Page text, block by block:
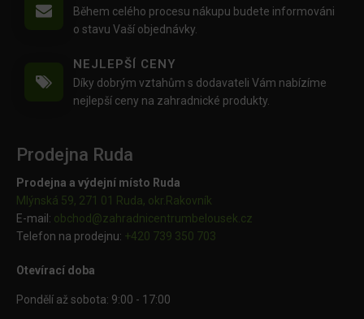
Během celého procesu nákupu budete informováni
o stavu Vaší objednávky.
NEJLEPŠÍ CENY
Díky dobrým vztahům s dodavateli Vám nabízíme
nejlepší ceny na zahradnické produkty.
Prodejna Ruda
Prodejna a výdejní místo Ruda
Mlýnská 59, 271 01 Ruda, okr.Rakovník
E-mail: obchod@zahradnicentrumbelousek.cz
Telefon na prodejnu: +420 739 350 703
Otevírací doba
Pondělí až sobota: 9:00 - 17:00